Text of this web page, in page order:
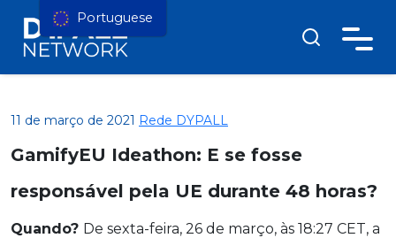
11 de março de 2021 Rede DYPALL
GamifyEU Ideathon: E se fosse
responsável pela UE durante 48 horas?
Quando? De sexta-feira, 26 de março, às 18:27 CET, a
Portuguese